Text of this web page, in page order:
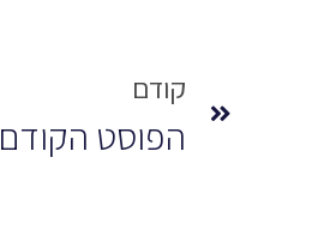
קודם
הפוסט הקודם